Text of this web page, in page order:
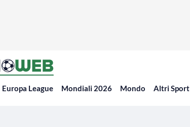
Europa League Mondiali 2026 Mondo Altri Sport